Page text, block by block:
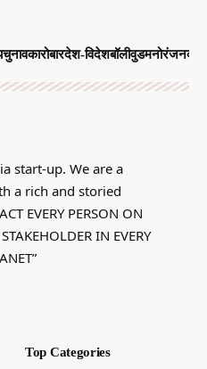
चुनावकारोबारदेश-विदेशबॉलीवुडमनोरंजन
start-up. We are a
a rich and storied
EVERY PERSON ON
IN EVERY
Top Categories